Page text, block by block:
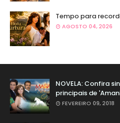
Tempo para
AGOSTO 04, 2026
NOVELA: Confira
principais de
FEVEREIRO 09, 2018